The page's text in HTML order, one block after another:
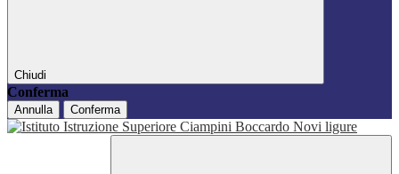
Chiudi
Conferma
Annulla Conferma